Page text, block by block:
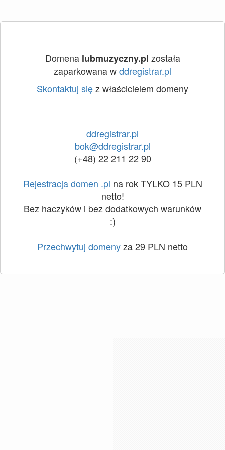
Domena lubmuzyczny.pl została
zaparkowana wddregistrar.pl
Skontaktuj sięz właścicielem domeny
ddregistrar.pl
bok@ddregistrar.pl
(+48) 22 211 22 90
Rejestracja domen .pl na rok TYLKO 15 PLN
netto!
Bez haczyków i bez dodatkowych warunków
:)
Przechwytuj domenyza 29 PLN netto